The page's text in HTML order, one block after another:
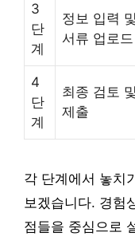
3
단
계
정보 입력 및
서류 업로드
4
단
계
최종 검토 및
제출
각 단계에서 놓치
보겠습니다. 경험
점들을 중심으로